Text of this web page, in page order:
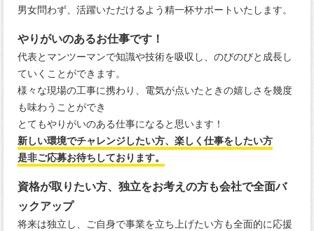
男女問わず、活躍いただけるよう精一杯サポートいたします。
やりがいのあるお仕事です！
代表とマンツーマンで知識や技術を吸収し、のびのびと成長し
ていくことができます。
様々な現場の工事に携わり、電気が点いたときの嬉しさを幾度
も味わうことができ
とてもやりがいのある仕事になると思います！
新しい環境でチャレンジしたい方、楽しく仕事をしたい方
是非ご応募お待ちしております。
資格が取りたい方、独立をお考えの方も会社で全面バ
ックアップ
将来は独立し、ご自身で事業を立ち上げたい方も全面的に応援